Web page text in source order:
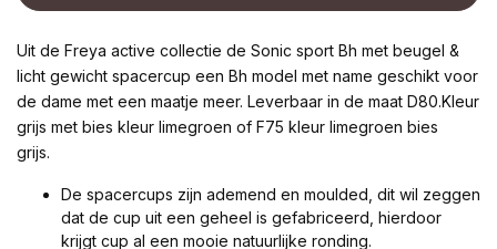
Uit de Freya active collectie de Sonic sport Bh met beugel &
licht gewicht spacercup een Bh model met name geschikt voor
de dame met een maatje meer. Leverbaar in de maat D80.Kleur
grijs met bies kleur limegroen of F75 kleur limegroen bies
grijs.
De spacercups zijn ademend en moulded, dit wil zeggen
dat de cup uit een geheel is gefabriceerd, hierdoor
krijgt cup al een mooie natuurlijke ronding.